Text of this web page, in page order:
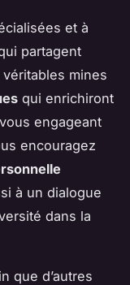
et à
partagent
mines
qui enrichiront
engageant
encouragez
à un dialogue
dans la
que d’autres